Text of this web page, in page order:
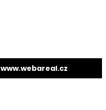
www.webareal.cz